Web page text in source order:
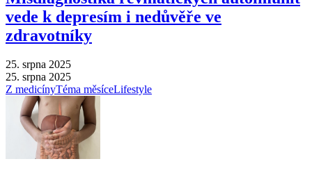
vede k depresím i nedůvěře ve
zdravotníky
25. srpna 2025
25. srpna 2025
Z medicínyTéma měsíceLifestyle